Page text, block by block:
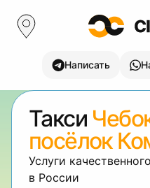
Написать
Такси
посёлок
Услуги
в России